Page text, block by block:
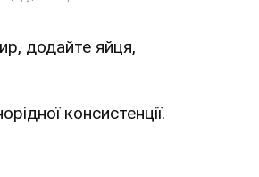
додайте яйця,
консистенції.